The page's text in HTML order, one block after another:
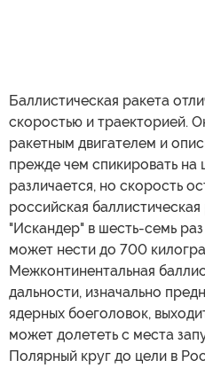
Баллистическая ракета
скоростью и траекторией.
ракетным двигателем и
прежде чем спикировать на
различается, но скорость
российская
"Искандер" в шесть-семь
может нести до 700
Межконтинентальная
дальности, изначально
ядерных боеголовок,
может долететь с места
Полярный круг до цели в